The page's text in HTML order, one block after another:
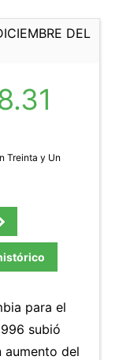
DEL
Treinta y Un
para el
subió
aumento del